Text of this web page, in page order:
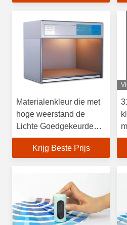
Materialenkleur die met
hoge weerstand de
Lichte Goedgekeurde
Norm aanpassen van
DoosisoKrijg Beste Prijs